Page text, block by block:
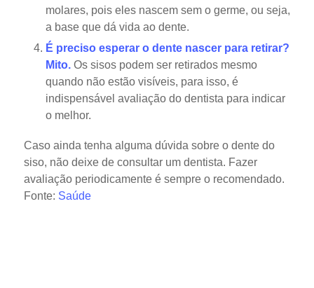
molares, pois eles nascem sem o germe, ou seja,
a base que dá vida ao dente.
É preciso esperar o dente nascer para retirar?
Mito.Os sisos podem ser retirados mesmo
quando não estão visíveis, para isso, é
indispensável avaliação do dentista para indicar
o melhor.
Caso ainda tenha alguma dúvida sobre o dente do
siso, não deixe de consultar um dentista. Fazer
avaliação periodicamente é sempre o recomendado.
Fonte: Saúde